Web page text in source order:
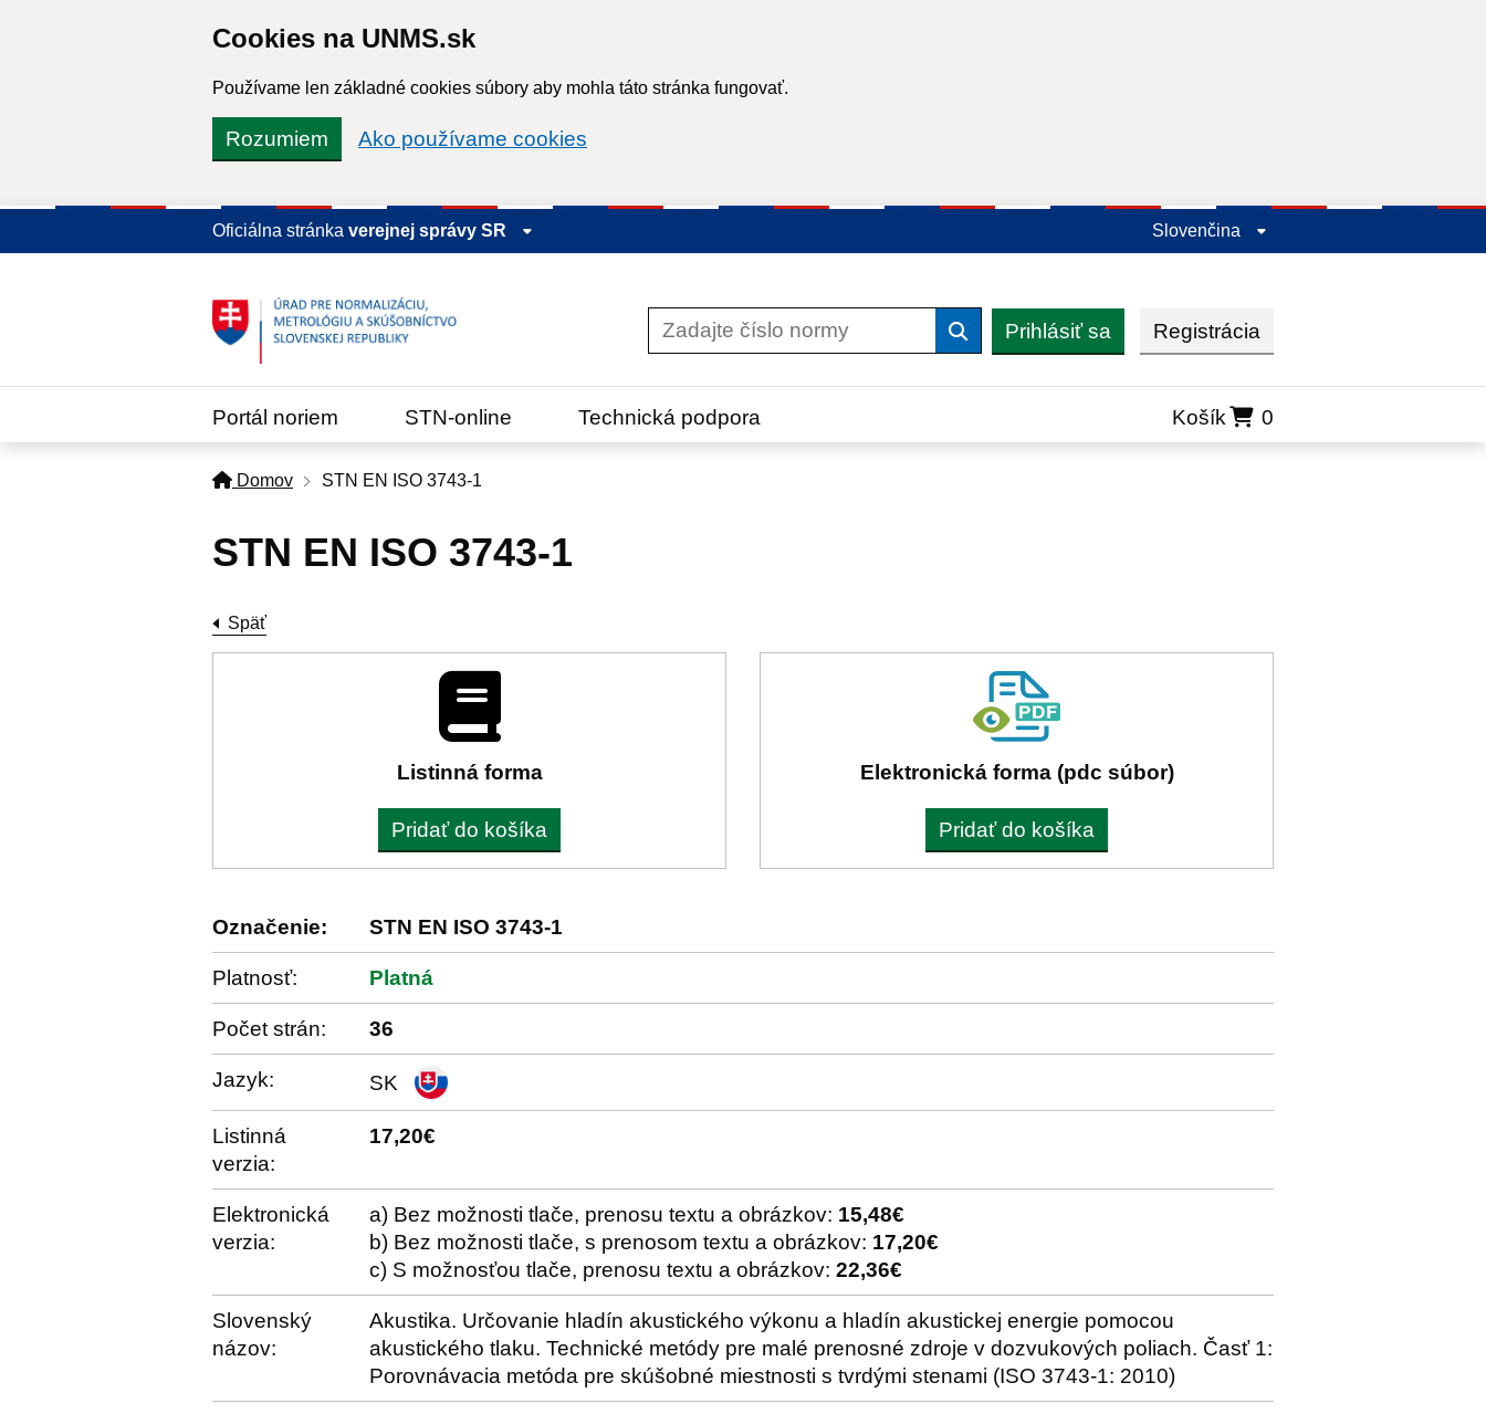
Cookies na UNMS.sk
Používame len základné cookies súbory aby mohla táto stránka fungovať.
Rozumiem Ako používame cookies
Oficiálna stránka verejnej správy SR Slovenčina
VyhľadaťPrihlásiť sa Registrácia
Portál noriem STN-online Technická podpora Košík 0
Domov STN EN ISO 3743-1
STN EN ISO 3743-1
Späť
Listinná forma
Pridať do košíka
Elektronická forma (pdc súbor)
Pridať do košíka
Označenie: STN EN ISO 3743-1
Platnosť: Platná
Počet strán: 36
Jazyk: SK
Listinná
verzia:
17,20€
Elektronická
verzia:
a) Bez možnosti tlače, prenosu textu a obrázkov: 15,48€
b) Bez možnosti tlače, s prenosom textu a obrázkov: 17,20€
c) S možnosťou tlače, prenosu textu a obrázkov: 22,36€
Slovenský
názov:
Akustika. Určovanie hladín akustického výkonu a hladín akustickej energie pomocou
akustického tlaku. Technické metódy pre malé prenosné zdroje v dozvukových poliach. Časť 1:
Porovnávacia metóda pre skúšobné miestnosti s tvrdými stenami (ISO 3743-1: 2010)